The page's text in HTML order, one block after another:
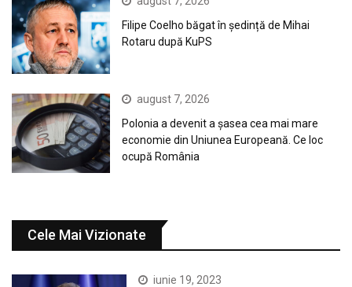
Filipe Coelho băgat în ședință de Mihai
Rotaru după KuPS
august 7, 2026
Polonia a devenit a șasea cea mai mare
economie din Uniunea Europeană. Ce loc
ocupă România
Cele Mai Vizionate
iunie 19, 2023